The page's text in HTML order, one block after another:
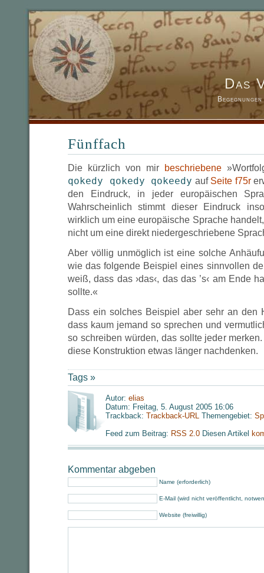
Das
Fünffach
Die kürzlich von mir beschriebene
qokedy qokedy qokeedy auf Seite f75r
den Eindruck, in jeder europäischen
Wahrscheinlich stimmt dieser Eindruck
wirklich um eine europäische Sprache
nicht um eine direkt niedergeschriebene
Aber völlig unmöglich ist eine solche
wie das folgende Beispiel eines sinnvollen
weiß, dass das ›das‹, das das ’s‹ am Ende
sollte.«
Dass ein solches Beispiel aber sehr an den
dass kaum jemand so sprechen und
so schreiben würden, das sollte jeder
diese Konstruktion etwas länger nachdenken.
Tags »
Autor: elias
Datum: Freitag, 5. August 2005 16:06
Trackback: Trackback-URL Themengebiet:
Feed zum Beitrag: RSS 2.0 Diesen Artikel
Kommentar abgeben
Name (erforderlich)
E-Mail (wird nicht veröffentlicht,
Website (freiwillig)